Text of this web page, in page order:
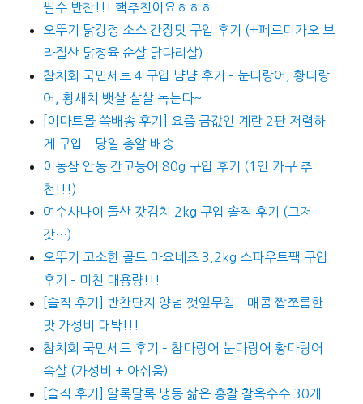
필수 반찬!!! 핵추천이요ㅎㅎㅎ
오뚜기 닭강정 소스 간장맛 구입 후기 (+페르디가오 브
라질산 닭정육 순살 닭다리살)
참치회 국민세트 4 구입 냠냠 후기 – 눈다랑어, 황다랑
어, 황새치 뱃살 살살 녹는다~
[이마트몰 쓱배송 후기] 요즘 금값인 계란 2판 저렴하
게 구입 – 당일 총알 배송
이동삼 안동 간고등어 80g 구입 후기 (1인 가구 추
천!!!)
여수사나이 돌산 갓김치 2kg 구입 솔직 후기 (그저
갓…)
오뚜기 고소한 골드 마요네즈 3.2kg 스파우트팩 구입
후기 – 미친 대용량!!!
[솔직 후기] 반찬단지 양념 깻잎무침 – 매콤 짭쪼름한
맛 가성비 대박!!!
참치회 국민세트 후기 – 참다랑어 눈다랑어 황다랑어
속살 (가성비 + 아쉬움)
[솔직 후기] 알록달록 냉동 삶은 홍찰 찰옥수수 30개